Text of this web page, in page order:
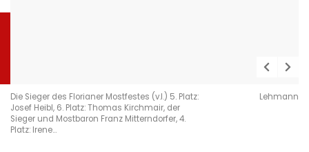
Die Sieger des Florianer Mostfestes (v.l.) 5. Platz:
Josef Heibl, 6. Platz: Thomas Kirchmair, der
Sieger und Mostbaron Franz Mitterndorfer, 4.
Platz: Irene…
Lehmann